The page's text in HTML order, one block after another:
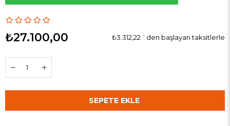
₺27.100,00 ₺3.312,22 `den başlayan taksitlerle